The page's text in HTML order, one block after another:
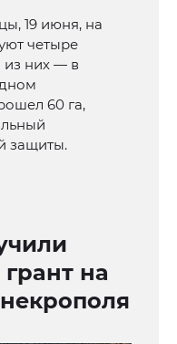
19 июня, на
четыре
них — в
60 га,
защиты.
на